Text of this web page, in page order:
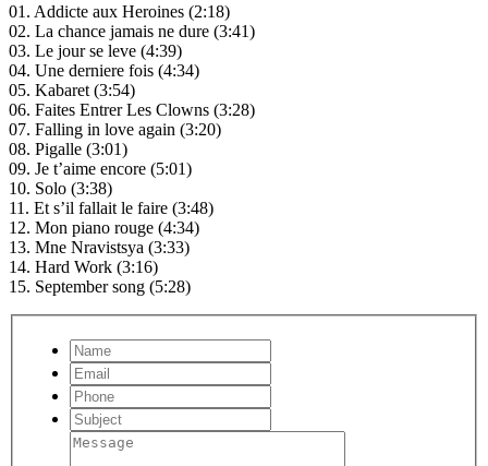
01. Addicte aux Heroines (2:18)
02. La chance jamais ne dure (3:41)
03. Le jour se leve (4:39)
04. Une derniere fois (4:34)
05. Kabaret (3:54)
06. Faites Entrer Les Clowns (3:28)
07. Falling in love again (3:20)
08. Pigalle (3:01)
09. Je t’aime encore (5:01)
10. Solo (3:38)
11. Et s’il fallait le faire (3:48)
12. Mon piano rouge (4:34)
13. Mne Nravistsya (3:33)
14. Hard Work (3:16)
15. September song (5:28)